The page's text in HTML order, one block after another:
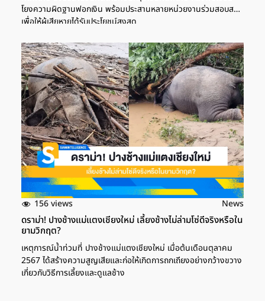
โยงความผิดฐานฟอกเงิน พร้อมประสานหลายหน่วยงานร่วมสอบสวน
เพื่อให้ผู้เสียหายได้รับประโยชน์สูงสุด
156 views News
ดราม่า! ปางช้างแม่แตงเชียงใหม่ เลี้ยงช้างไม่ล่ามโซ่ดีจริงหรือใน
ยามวิกฤต?
เหตุการณ์น้ำท่วมที่ ปางช้างแม่แตงเชียงใหม่ เมื่อต้นเดือนตุลาคม
2567 ได้สร้างความสูญเสียและก่อให้เกิดการถกเถียงอย่างกว้างขวาง
เกี่ยวกับวิธีการเลี้ยงและดูแลช้าง